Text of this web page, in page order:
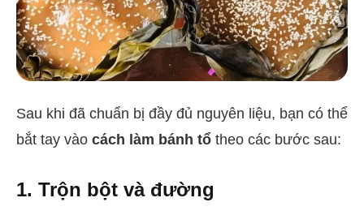
Sau khi đã chuẩn bị đầy đủ nguyên liệu, bạn có thể
bắt tay vào cách làm bánh tổ theo các bước sau:
1. Trộn bột và đường